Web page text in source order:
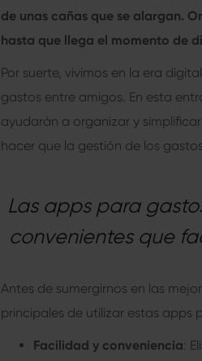
de unas cañas que se alargan.
hasta que llega el momento de
Por suerte, vivimos en la era
gastos entre amigos. En esta
ayudarán a organizar y
hacer que la gestión de los
Las apps para
convenientes que
Antes de sumergirnos en las
principales de utilizar estas apps
Facilidad y conveniencia: